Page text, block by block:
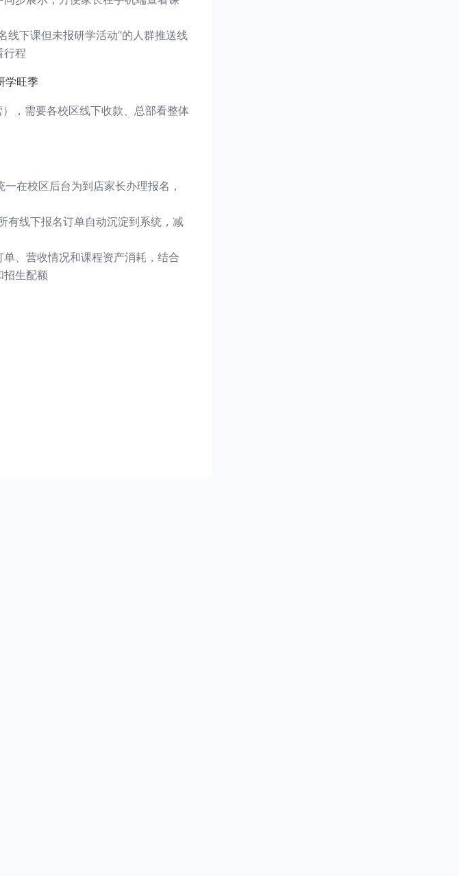
线下课但未报研学活动”的人群推送线
行程
学旺季
，需要各校区线下收款、总部看整体
在校区后台为到店家长办理报名，
有线下报名订单自动沉淀到系统，减
、营收情况和课程资产消耗，结合
招生配额